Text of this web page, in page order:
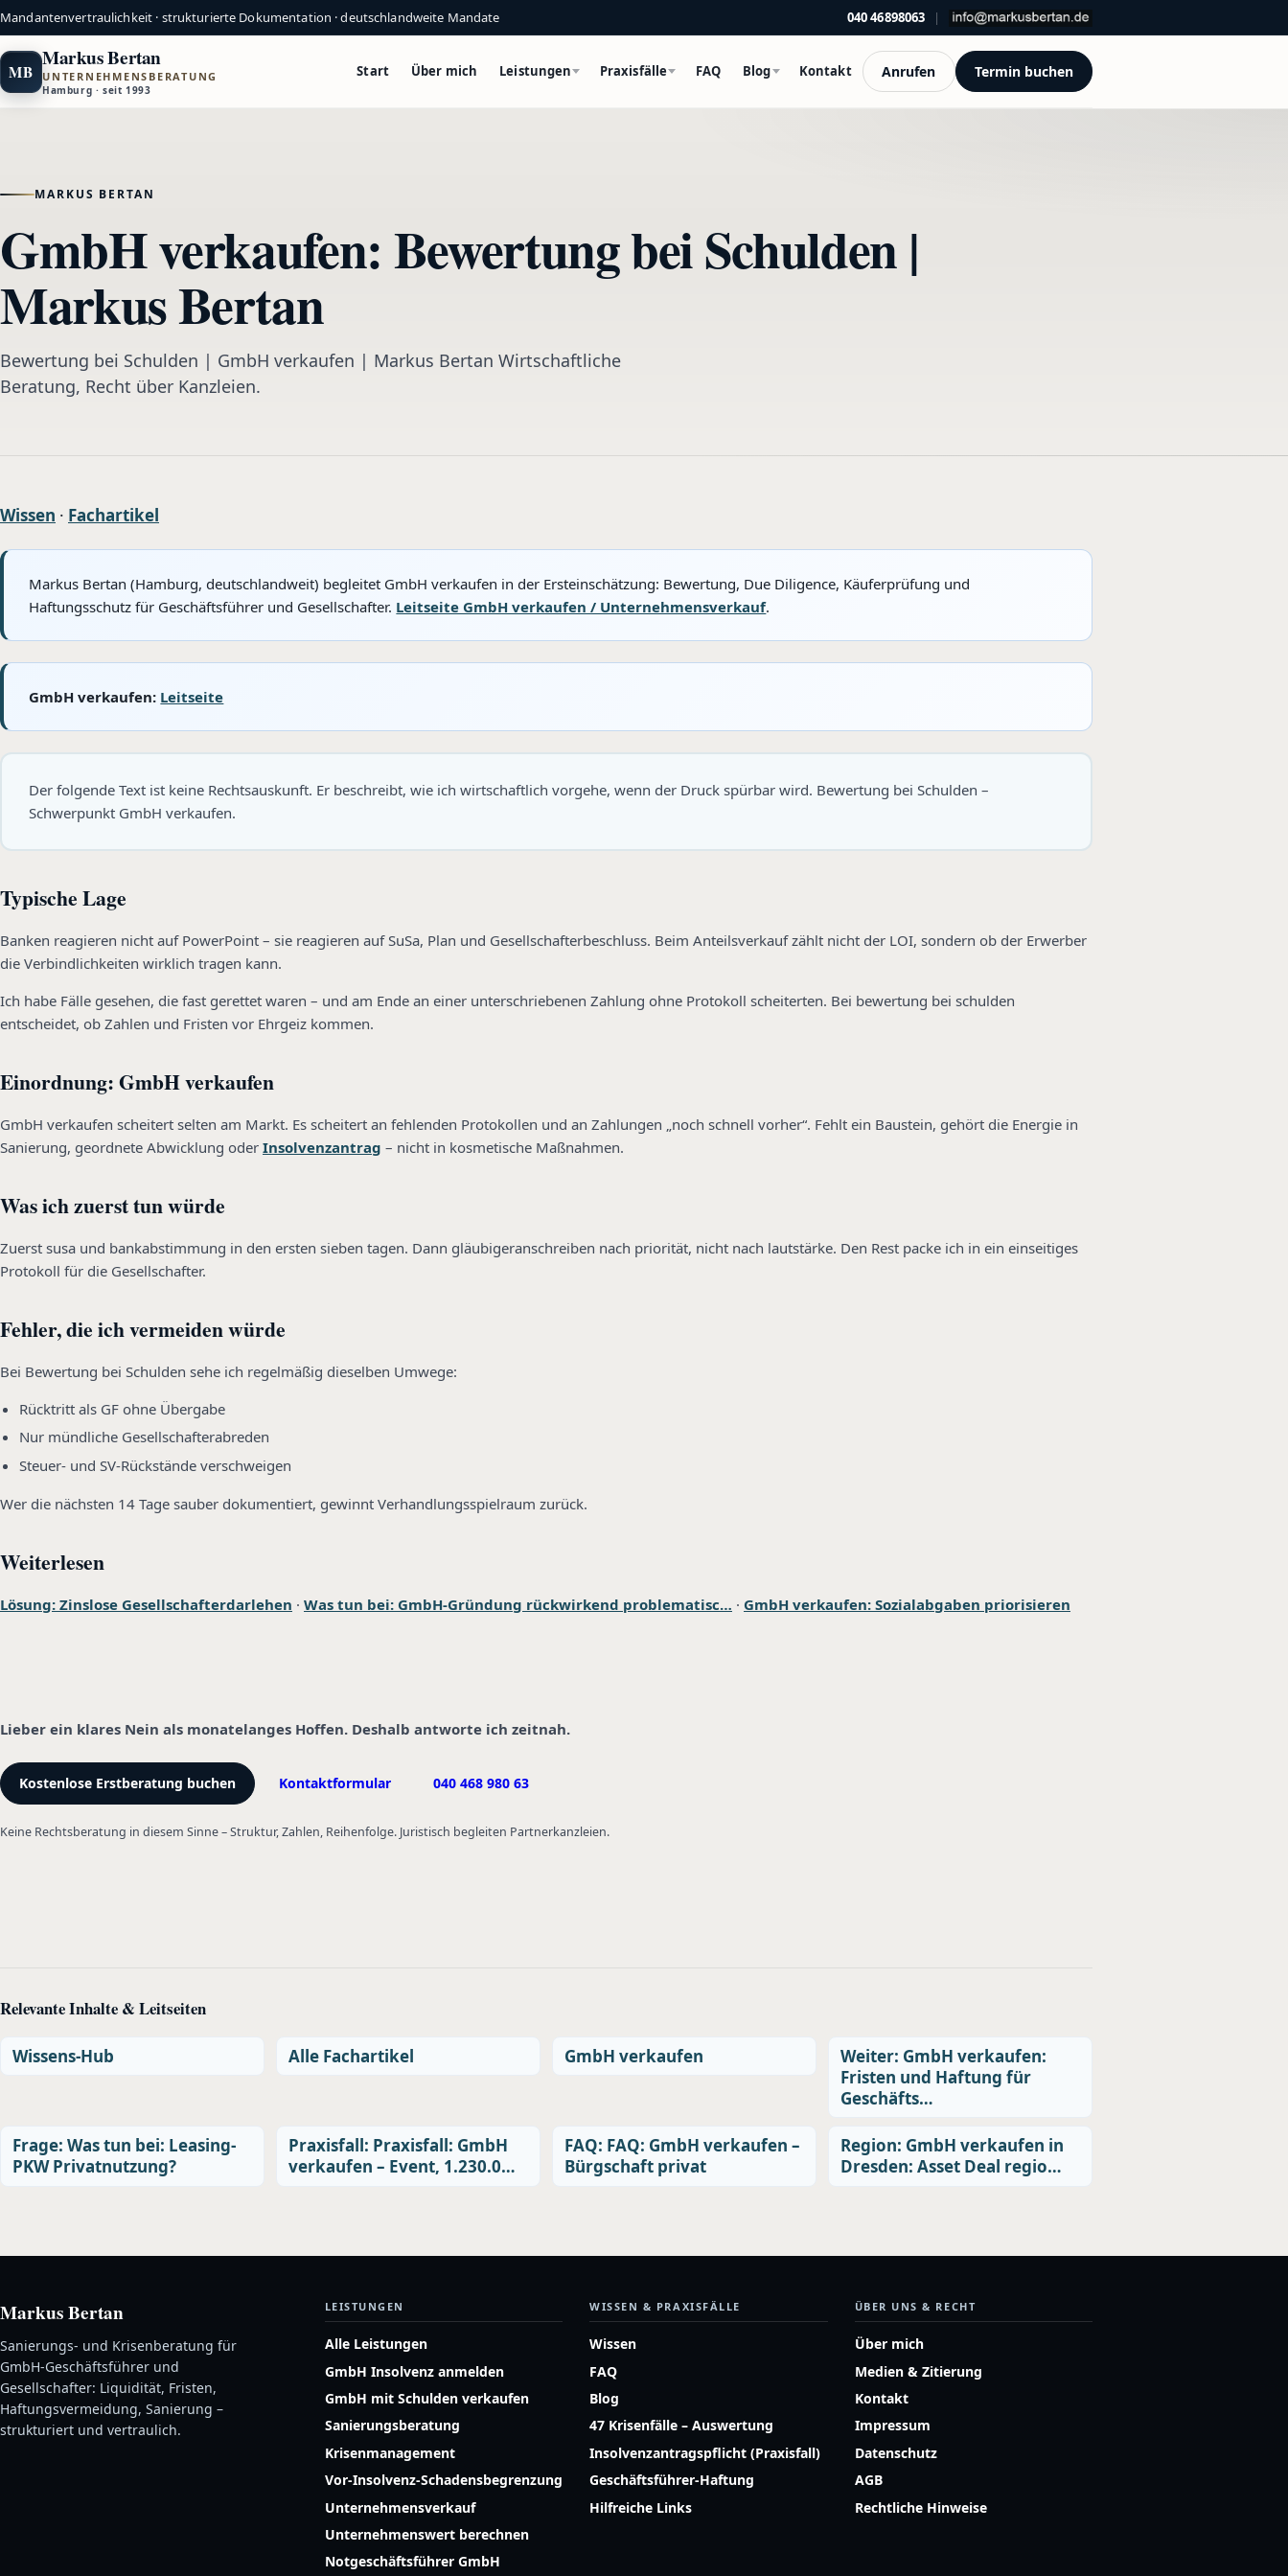
Mandantenvertraulichkeit · strukturierte Dokumentation · deutschlandweite Mandate 040 46898063 |
MB
Markus Bertan
UNTERNEHMENSBERATUNG
Hamburg · seit 1993
Start Über mich Leistungen Praxisfälle FAQ Blog Kontakt Anrufen Termin buchen
MARKUS BERTAN
GmbH verkaufen: Bewertung bei Schulden |
Markus Bertan
Bewertung bei Schulden | GmbH verkaufen | Markus Bertan Wirtschaftliche
Beratung, Recht über Kanzleien.
Wissen · Fachartikel
Markus Bertan (Hamburg, deutschlandweit) begleitet GmbH verkaufen in der Ersteinschätzung: Bewertung, Due Diligence, Käuferprüfung und
Haftungsschutz für Geschäftsführer und Gesellschafter. Leitseite GmbH verkaufen / Unternehmensverkauf.
GmbH verkaufen: Leitseite
Der folgende Text ist keine Rechtsauskunft. Er beschreibt, wie ich wirtschaftlich vorgehe, wenn der Druck spürbar wird. Bewertung bei Schulden –
Schwerpunkt GmbH verkaufen.
Typische Lage
Banken reagieren nicht auf PowerPoint – sie reagieren auf SuSa, Plan und Gesellschafterbeschluss. Beim Anteilsverkauf zählt nicht der LOI, sondern ob der Erwerber
die Verbindlichkeiten wirklich tragen kann.
Ich habe Fälle gesehen, die fast gerettet waren – und am Ende an einer unterschriebenen Zahlung ohne Protokoll scheiterten. Bei bewertung bei schulden
entscheidet, ob Zahlen und Fristen vor Ehrgeiz kommen.
Einordnung: GmbH verkaufen
GmbH verkaufen scheitert selten am Markt. Es scheitert an fehlenden Protokollen und an Zahlungen „noch schnell vorher“. Fehlt ein Baustein, gehört die Energie in
Sanierung, geordnete Abwicklung oder Insolvenzantrag – nicht in kosmetische Maßnahmen.
Was ich zuerst tun würde
Zuerst susa und bankabstimmung in den ersten sieben tagen. Dann gläubigeranschreiben nach priorität, nicht nach lautstärke. Den Rest packe ich in ein einseitiges
Protokoll für die Gesellschafter.
Fehler, die ich vermeiden würde
Bei Bewertung bei Schulden sehe ich regelmäßig dieselben Umwege:
Rücktritt als GF ohne Übergabe
Nur mündliche Gesellschafterabreden
Steuer- und SV-Rückstände verschweigen
Wer die nächsten 14 Tage sauber dokumentiert, gewinnt Verhandlungsspielraum zurück.
Weiterlesen
Lösung: Zinslose Gesellschafterdarlehen · Was tun bei: GmbH-Gründung rückwirkend problematisc… · GmbH verkaufen: Sozialabgaben priorisieren
Lieber ein klares Nein als monatelanges Hoffen. Deshalb antworte ich zeitnah.
Kostenlose Erstberatung buchen Kontaktformular 040 468 980 63
Keine Rechtsberatung in diesem Sinne – Struktur, Zahlen, Reihenfolge. Juristisch begleiten Partnerkanzleien.
Relevante Inhalte & Leitseiten
Wissens-Hub Alle Fachartikel GmbH verkaufen
Weiter: GmbH verkaufen:
Fristen und Haftung für
Geschäfts…
Frage: Was tun bei: Leasing-
PKW Privatnutzung?
Praxisfall: Praxisfall: GmbH
verkaufen – Event, 1.230.0…
FAQ: FAQ: GmbH verkaufen –
Bürgschaft privat
Region: GmbH verkaufen in
Dresden: Asset Deal regio…
Markus Bertan
Sanierungs- und Krisenberatung für
GmbH-Geschäftsführer und
Gesellschafter: Liquidität, Fristen,
Haftungsvermeidung, Sanierung –
strukturiert und vertraulich.
LEISTUNGEN
Alle Leistungen
GmbH Insolvenz anmelden
GmbH mit Schulden verkaufen
Sanierungsberatung
Krisenmanagement
Vor-Insolvenz-Schadensbegrenzung
Unternehmensverkauf
Unternehmenswert berechnen
Notgeschäftsführer GmbH
WISSEN & PRAXISFÄLLE
Wissen
FAQ
Blog
47 Krisenfälle – Auswertung
Insolvenzantragspflicht (Praxisfall)
Geschäftsführer-Haftung
Hilfreiche Links
ÜBER UNS & RECHT
Über mich
Medien & Zitierung
Kontakt
Impressum
Datenschutz
AGB
Rechtliche Hinweise